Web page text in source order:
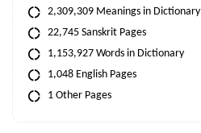
2,309,309 Meanings in Dictionary
22,745 Sanskrit Pages
1,153,927 Words in Dictionary
1,048 English Pages
1 Other Pages